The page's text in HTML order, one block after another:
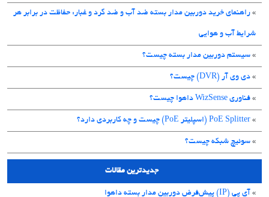
» راهنمای خرید دوربین مدار بسته ضد آب و ضد گرد و غبار: حفاظت در برابر هر
شرایط آب و هوایی
» سیستم دوربین مدار بسته چیست؟
» دی وی آر (DVR) چیست؟
» فناوری WizSense داهوا چیست؟
» PoE Splitter (اسپلیتر PoE) چیست و چه کاربردی دارد؟
» سوئیچ شبکه چیست؟
جدیدترین مقالات
» آی پی (IP) پیش‌فرض دوربین مدار بسته داهوا